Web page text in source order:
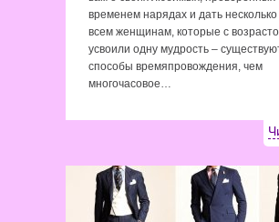
временем нарядах и дать несколько
всем женщинам, которые с
усвоили одну мудрость –
способы времяпровождения, чем
многочасовое…